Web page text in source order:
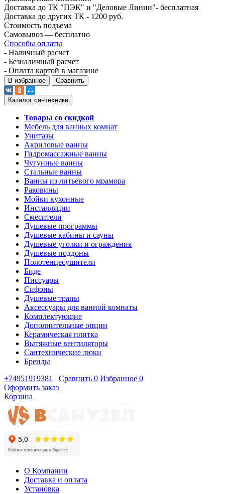
Доставка до ТК "ПЭК" и "Деловые Линии"- бесплатная
Доставка до других ТК - 1200 руб.
Стоимость подъема
Самовывоз — бесплатно
Способы оплаты
- Наличный расчет
- Безналичный расчет
- Оплата картой в магазине
В избранное Сравнить
Каталог сантехники
Товары со скидкой
Мебель для ванных комнат
Унитазы
Акриловые ванны
Гидромассажные ванны
Чугунные ванны
Стальные ванны
Ванны из литьевого мрамора
Раковины
Мойки кухонные
Инсталляции
Смесители
Душевые программы
Душевые кабины и сауны
Душевые уголки и ограждения
Душевые поддоны
Полотенцесушители
Биде
Писсуары
Сифоны
Душевые трапы
Аксессуары для ванной комнаты
Комплектующие
Дополнительные опции
Керамическая плитка
Вытяжные вентиляторы
Сантехнические люки
Бренды
+74951919381
Сравнить 0 Избранное 0
Оформить заказ
Корзина
О Компании
Доставка и оплата
Установка